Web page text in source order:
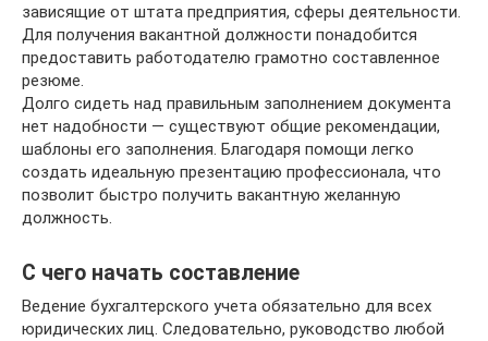
зависящие от штата предприятия, сферы деятельности.
Для получения вакантной должности понадобится
предоставить работодателю грамотно составленное
резюме.
Долго сидеть над правильным заполнением документа
нет надобности — существуют общие рекомендации,
шаблоны его заполнения. Благодаря помощи легко
создать идеальную презентацию профессионала, что
позволит быстро получить вакантную желанную
должность.
С чего начать составление
Ведение бухгалтерского учета обязательно для всех
юридических лиц. Следовательно, руководство любой